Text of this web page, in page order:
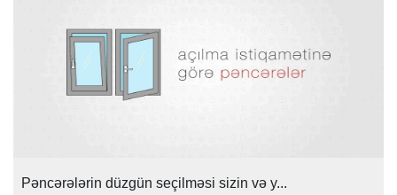
Pəncərələrin düzgün seçilməsi sizin və y...